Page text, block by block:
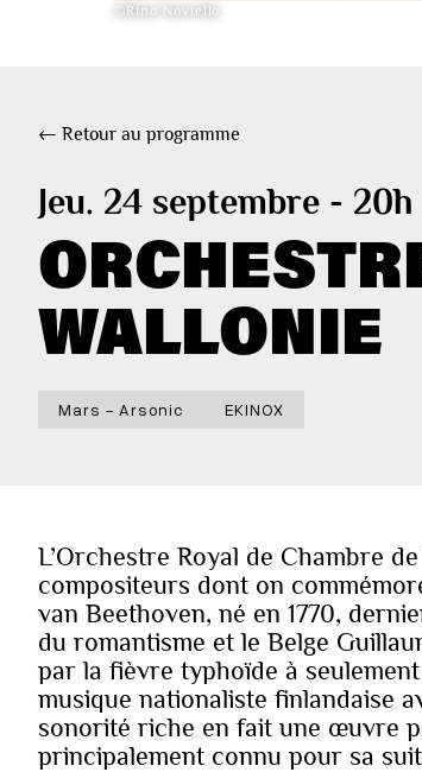
©Rino Noviello
← Retour au programme
Jeu. 24 septembre - 20h
WALLONIE
Mars - Arsonic EKINOX
L’Orchestre Royal de Chambre
compositeurs dont on
van Beethoven, né en 1770,
du romantisme et le Belge
par la fièvre typhoïde à
musique nationaliste finlandaise
sonorité riche en fait une œuvre
principalement connu pour sa